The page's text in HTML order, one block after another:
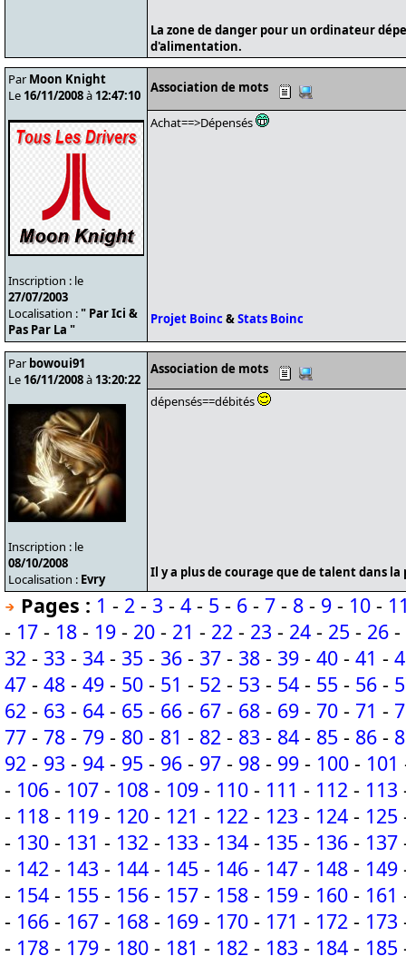
La zone de danger pour un ordinateur
d'alimentation.
Par Moon Knight
Le 16/11/2008à 12:47:10
Inscription : le
27/07/2003
Localisation :" Par Ici &
Pas Par La "
Association de mots
Achat==>Dépensés
Projet Boinc&Stats Boinc
Par bowoui91
Le 16/11/2008à 13:20:22
Inscription : le
08/10/2008
Localisation : Evry
Association de mots
dépensés==débités
Il y a plus de courage que de talent dans
Pages : 1 - 2 - 3 - 4 - 5 - 6 - 7 - 8 - 9 - 10 -
- 17 - 18 - 19 - 20 - 21 - 22 - 23 - 24 - 25 - 26 -
32 - 33 - 34 - 35 - 36 - 37 - 38 - 39 - 40 - 41 -
47 - 48 - 49 - 50 - 51 - 52 - 53 - 54 - 55 - 56 -
62 - 63 - 64 - 65 - 66 - 67 - 68 - 69 - 70 - 71 -
77 - 78 - 79 - 80 - 81 - 82 - 83 - 84 - 85 - 86 -
92 - 93 - 94 - 95 - 96 - 97 - 98 - 99 - 100 - 101
- 106 - 107 - 108 - 109 - 110 - 111 - 112 - 113
- 118 - 119 - 120 - 121 - 122 - 123 - 124 - 125
- 130 - 131 - 132 - 133 - 134 - 135 - 136 - 137
- 142 - 143 - 144 - 145 - 146 - 147 - 148 - 149
- 154 - 155 - 156 - 157 - 158 - 159 - 160 - 161
- 166 - 167 - 168 - 169 - 170 - 171 - 172 - 173
- 178 - 179 - 180 - 181 - 182 - 183 - 184 - 185